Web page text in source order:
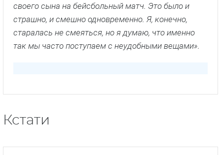
своего сына на бейсбольный матч. Это было и
страшно, и смешно одновременно. Я, конечно,
старалась не смеяться, но я думаю, что именно
так мы часто поступаем с неудобными вещами».
Кстати